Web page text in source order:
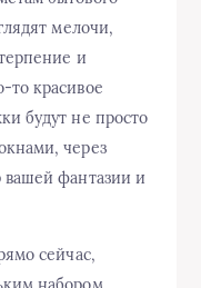
мелочи,
и
то красивое
будут не просто
через
вашей фантазии и
сейчас,